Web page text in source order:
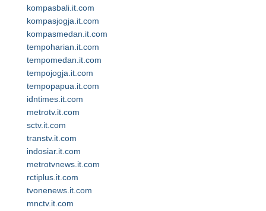
kompasbali.it.com
kompasjogja.it.com
kompasmedan.it.com
tempoharian.it.com
tempomedan.it.com
tempojogja.it.com
tempopapua.it.com
idntimes.it.com
metrotv.it.com
sctv.it.com
transtv.it.com
indosiar.it.com
metrotvnews.it.com
rctiplus.it.com
tvonenews.it.com
mnctv.it.com